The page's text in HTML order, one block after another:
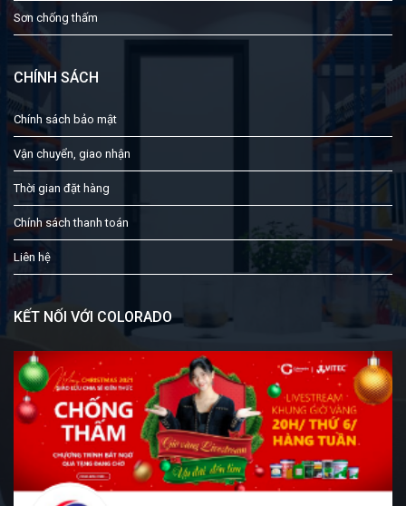
Sơn chống thấm
CHÍNH SÁCH
Chính sách bảo mật
Vận chuyển, giao nhận
Thời gian đặt hàng
Chính sách thanh toán
Liên hệ
KẾT NỐI VỚI COLORADO